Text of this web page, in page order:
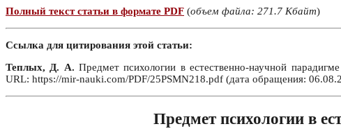
Полный текст статьи в формате PDF (объем файла: 271.7 Кбайт)
Ссылка для цитирования этой статьи:
Теплых, Д. А. Предмет психологии в естественно-научной
URL: https://mir-nauki.com/PDF/25PSMN218.pdf (дата обращения:
Предмет психологии в